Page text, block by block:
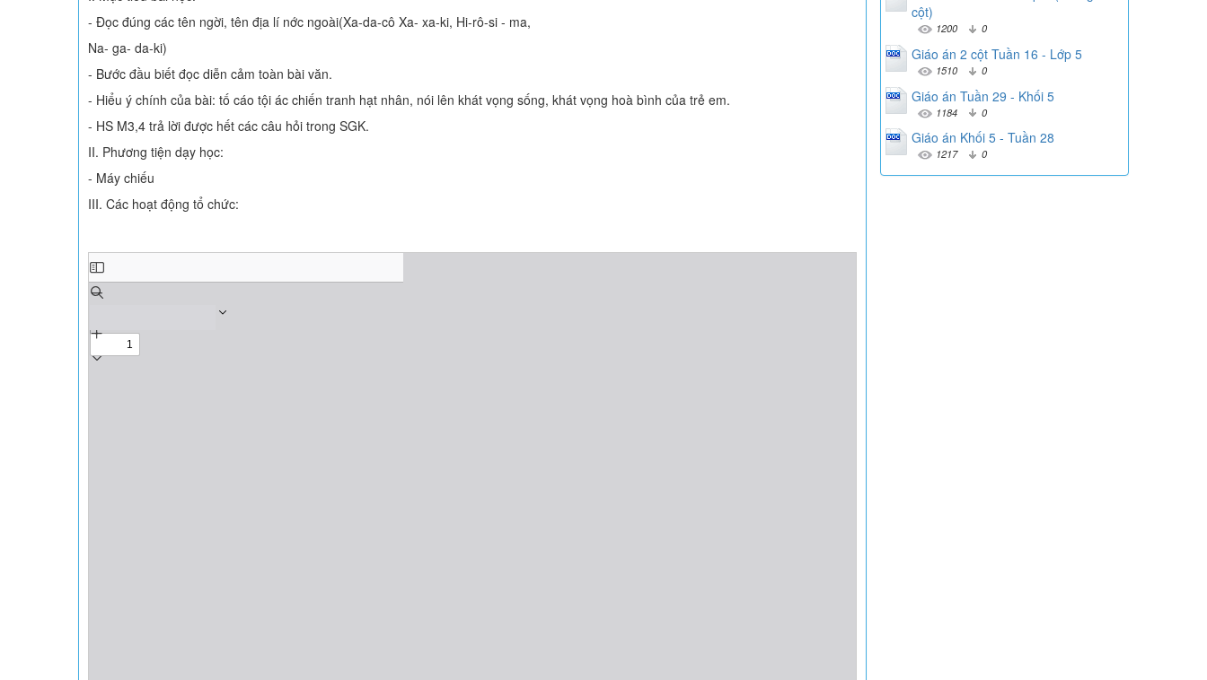
- Đọc đúng các tên ng­ời, tên địa lí n­ớc ngoài(Xa-da-cô Xa- xa-ki, Hi-rô-si - ma,
Na- ga- da-ki)
- Bước đầu biết đọc diễn cảm toàn bài văn.
- Hiểu ý chính của bài: tố cáo tội ác chiến tranh hạt nhân, nói lên khát vọng sống, khát vọng hoà bình của trẻ em.
- HS M3,4 trả lời được hết các câu hỏi trong SGK.
II. Phương tiện dạy học:
- Máy chiếu
III. Các hoạt động tổ chức:
cột)
1200 0
Giáo án 2 cột Tuần 16 - Lớp 5
1510 0
Giáo án Tuần 29 - Khối 5
1184 0
Giáo án Khối 5 - Tuần 28
1217 0